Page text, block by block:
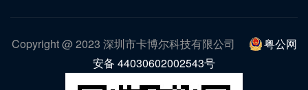
Copyright @ 2023 深圳市卡博尔科技有限公司
粤公网
安备 44030602002543号